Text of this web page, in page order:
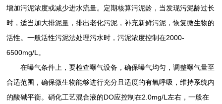
增加污泥浓度或减少进水流量。定期核算污泥龄，当发现污泥龄过长
时，适当加大排泥量，排出老化污泥，补充新鲜污泥，恢复微生物的
活性。一般活性污泥法处理污水时，污泥浓度控制在2000-
6500mg/L。
在曝气条件上，要检查曝气设备，确保曝气均匀，调整曝气量至
合适范围，确保微生物能够进行充分且适度的有氧呼吸，维持系统内
的酸碱平衡。硝化工艺混合液的DO应控制在2.0mg/L左右，一般在